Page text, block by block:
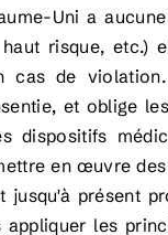
Uni a
risque, etc.)
cas de
et oblige
dispositifs
en œuvre
jusqu'à présent
appliquer les